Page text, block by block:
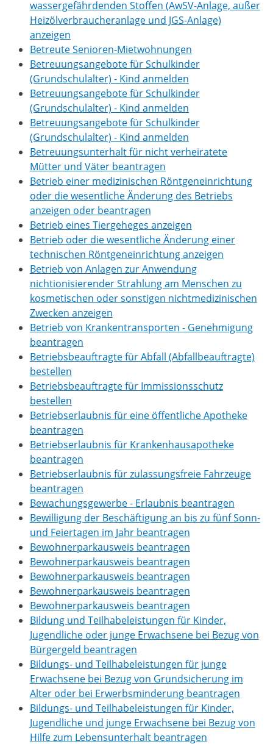
wassergefährdenden Stoffen (AwSV-Anlage, außer
Heizölverbraucheranlage und JGS-Anlage)
anzeigen
Betreute Senioren-Mietwohnungen
Betreuungsangebote für Schulkinder
(Grundschulalter) - Kind anmelden
Betreuungsangebote für Schulkinder
(Grundschulalter) - Kind anmelden
Betreuungsangebote für Schulkinder
(Grundschulalter) - Kind anmelden
Betreuungsunterhalt für nicht verheiratete
Mütter und Väter beantragen
Betrieb einer medizinischen Röntgeneinrichtung
oder die wesentliche Änderung des Betriebs
anzeigen oder beantragen
Betrieb eines Tiergeheges anzeigen
Betrieb oder die wesentliche Änderung einer
technischen Röntgeneinrichtung anzeigen
Betrieb von Anlagen zur Anwendung
nichtionisierender Strahlung am Menschen zu
kosmetischen oder sonstigen nichtmedizinischen
Zwecken anzeigen
Betrieb von Krankentransporten - Genehmigung
beantragen
Betriebsbeauftragte für Abfall (Abfallbeauftragte)
bestellen
Betriebsbeauftragte für Immissionsschutz
bestellen
Betriebserlaubnis für eine öffentliche Apotheke
beantragen
Betriebserlaubnis für Krankenhausapotheke
beantragen
Betriebserlaubnis für zulassungsfreie Fahrzeuge
beantragen
Bewachungsgewerbe - Erlaubnis beantragen
Bewilligung der Beschäftigung an bis zu fünf Sonn-
und Feiertagen im Jahr beantragen
Bewohnerparkausweis beantragen
Bewohnerparkausweis beantragen
Bewohnerparkausweis beantragen
Bewohnerparkausweis beantragen
Bewohnerparkausweis beantragen
Bildung und Teilhabeleistungen für Kinder,
Jugendliche oder junge Erwachsene bei Bezug von
Bürgergeld beantragen
Bildungs- und Teilhabeleistungen für junge
Erwachsene bei Bezug von Grundsicherung im
Alter oder bei Erwerbsminderung beantragen
Bildungs- und Teilhabeleistungen für Kinder,
Jugendliche und junge Erwachsene bei Bezug von
Hilfe zum Lebensunterhalt beantragen